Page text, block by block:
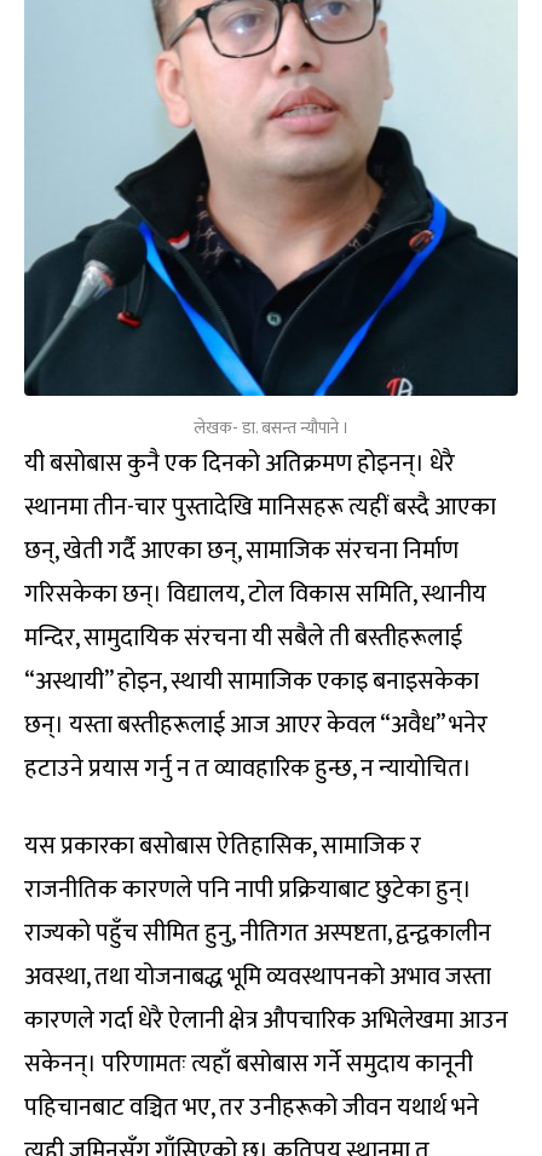
लेखक- डा. बसन्त न्यौपाने ।
यी बसोबास कुनै एक दिनको अतिक्रमण होइनन्। धेरै
स्थानमा तीन-चार पुस्तादेखि मानिसहरू त्यहीं बस्दै आएका
छन्, खेती गर्दै आएका छन्, सामाजिक संरचना निर्माण
गरिसकेका छन्। विद्यालय, टोल विकास समिति, स्थानीय
मन्दिर, सामुदायिक संरचना यी सबैले ती बस्तीहरूलाई
“अस्थायी” होइन, स्थायी सामाजिक एकाइ बनाइसकेका
छन्। यस्ता बस्तीहरूलाई आज आएर केवल “अवैध” भनेर
हटाउने प्रयास गर्नु न त व्यावहारिक हुन्छ, न न्यायोचित।
यस प्रकारका बसोबास ऐतिहासिक, सामाजिक र
राजनीतिक कारणले पनि नापी प्रक्रियाबाट छुटेका हुन्।
राज्यको पहुँच सीमित हुनु, नीतिगत अस्पष्टता, द्वन्द्वकालीन
अवस्था, तथा योजनाबद्ध भूमि व्यवस्थापनको अभाव जस्ता
कारणले गर्दा धेरै ऐलानी क्षेत्र औपचारिक अभिलेखमा आउन
सकेनन्। परिणामतः त्यहाँ बसोबास गर्ने समुदाय कानूनी
पहिचानबाट वञ्चित भए, तर उनीहरूको जीवन यथार्थ भने